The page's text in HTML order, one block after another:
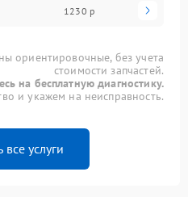
1230 р
ориентировочные, без учета
стоимости запчастей.
на бесплатную диагностику.
и укажем на неисправность.
все услуги